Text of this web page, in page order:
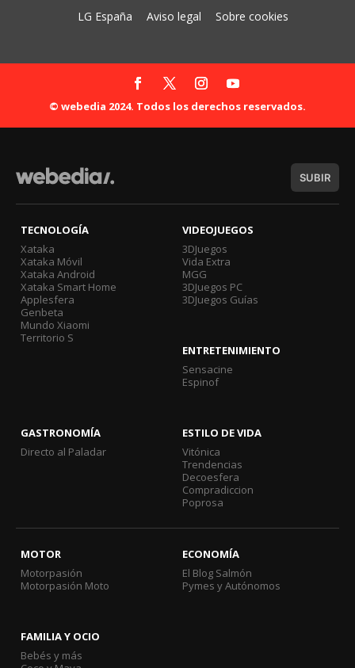
LG España Aviso legal Sobre cookies
© webedia 2024. Todos los derechos reservados.
SUBIR
TECNOLOGÍA
Xataka
Xataka Móvil
Xataka Android
Xataka Smart Home
Applesfera
Genbeta
Mundo Xiaomi
Territorio S
VIDEOJUEGOS
3DJuegos
Vida Extra
MGG
3DJuegos PC
3DJuegos Guías
ENTRETENIMIENTO
Sensacine
Espinof
GASTRONOMÍA
Directo al Paladar
ESTILO DE VIDA
Vitónica
Trendencias
Decoesfera
Compradiccion
Poprosa
MOTOR
Motorpasión
Motorpasión Moto
ECONOMÍA
El Blog Salmón
Pymes y Autónomos
FAMILIA Y OCIO
Bebés y más